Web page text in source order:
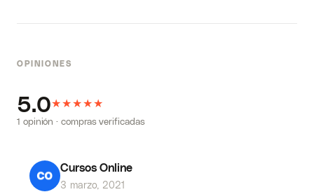
OPINIONES
5.0★★★★★
1 opinión · compras verificadas
Cursos Online
3 marzo, 2021